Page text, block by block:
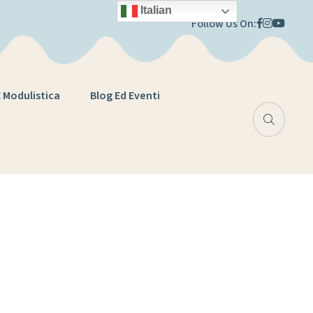
Follow Us On:
Modulistica Blog Ed Eventi
Italian